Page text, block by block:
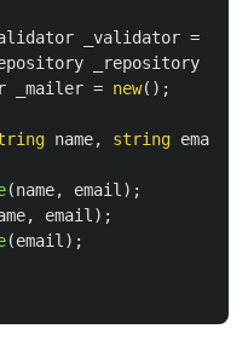
_validator =
_repository
_mailer = new();
name, string email
(name, email );
, email );
(email );